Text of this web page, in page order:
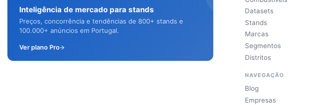
Inteligência de mercado para stands
Preços, concorrência e tendências de 800+ stands e
100.000+ anúncios em Portugal.
Ver plano Pro
Datasets
Stands
Marcas
Segmentos
Distritos
NAVEGAÇÃO
Blog
Empresas